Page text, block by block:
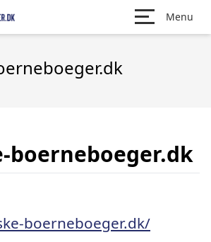
Menu
boerneboeger.dk
boerneboeger.dk/